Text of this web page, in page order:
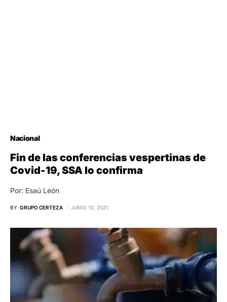
Nacional
Fin de las conferencias vespertinas de
Covid-19, SSA lo confirma
Por: Esaú León
BY GRUPO CERTEZA JUNIO 10, 2021